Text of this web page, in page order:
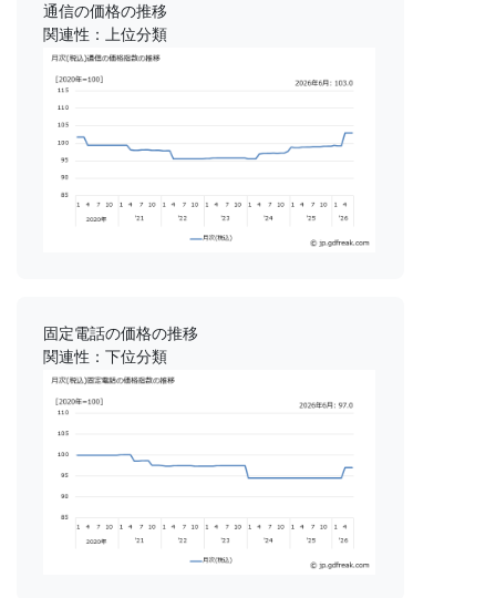
通信の価格の推移
関連性：上位分類
固定電話の価格の推移
関連性：下位分類